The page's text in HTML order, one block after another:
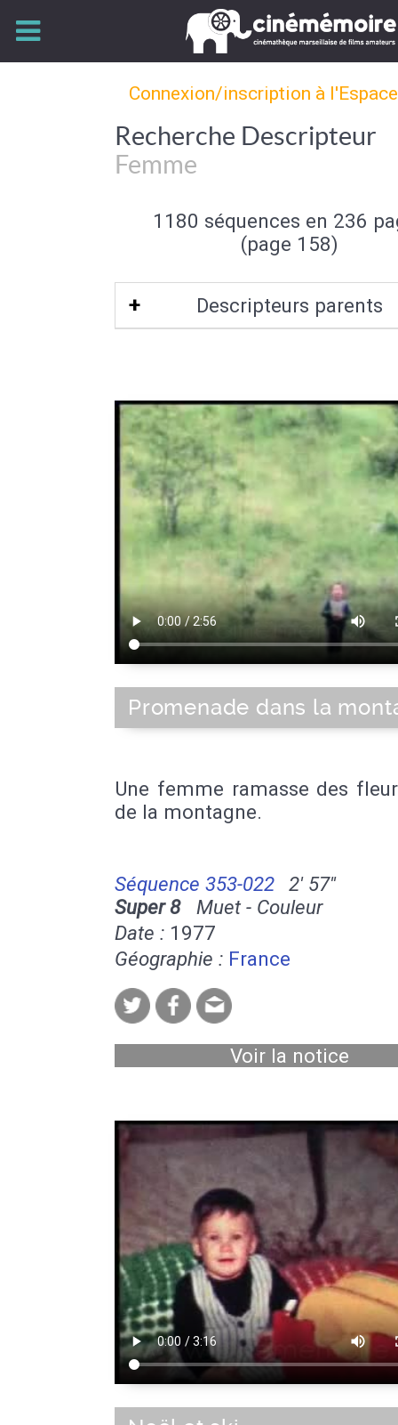
Connexion/inscription à
Recherche Descripteur
Femme
1180 séquences en 236
(page 158)
Descripteurs parents
Promenade dans la
Une femme ramasse des
de la montagne.
Séquence 353-022
2' 57''
Super 8Muet - Couleur
Date : 1977
Géographie : France
Voir la notice